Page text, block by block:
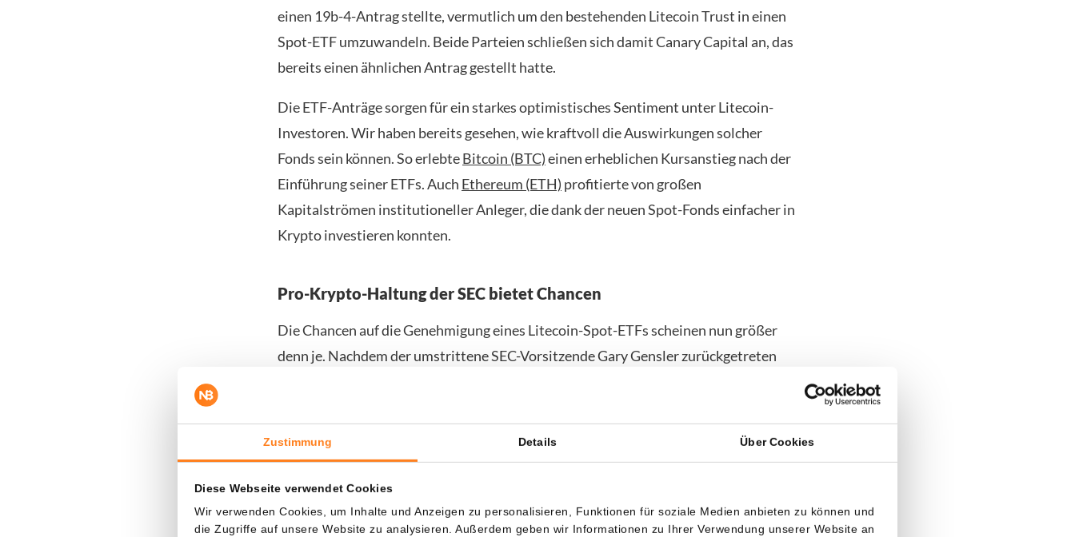
Zustimmung Details Über Cookies
Diese Webseite verwendet Cookies
Wir verwenden Cookies, um Inhalte und Anzeigen zu personalisieren, Funktionen für soziale Medien anbieten zu können und
die Zugriffe auf unsere Website zu analysieren. Außerdem geben wir Informationen zu Ihrer Verwendung unserer Website an
einen 19b-4-Antrag stellte, vermutlich um den bestehenden Litecoin Trust in einen
Spot-ETF umzuwandeln. Beide Parteien schließen sich damit Canary Capital an, das
bereits einen ähnlichen Antrag gestellt hatte.
Die ETF-Anträge sorgen für ein starkes optimistisches Sentiment unter Litecoin-
Investoren. Wir haben bereits gesehen, wie kraftvoll die Auswirkungen solcher
Fonds sein können. So erlebteBitcoin (BTC)einen erheblichen Kursanstieg nach der
Einführung seiner ETFs. Auch Ethereum (ETH) profitierte von großen
Kapitalströmen institutioneller Anleger, die dank der neuen Spot-Fonds einfacher in
Krypto investieren konnten.
Pro-Krypto-Haltung der SEC bietet Chancen
Die Chancen auf die Genehmigung eines Litecoin-Spot-ETFs scheinen nun größer
denn je. Nachdem der umstrittene SEC-Vorsitzende Gary Gensler zurückgetreten
LTC-Kursprognosen: Anstieg auf $500?
Laut dem bekannten Analysten Crypto Patel zeigt Litecoin starke Signale und könnte